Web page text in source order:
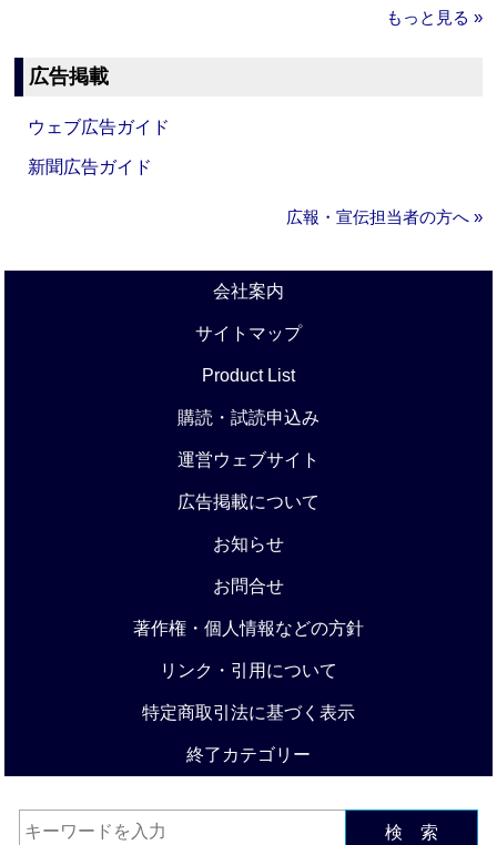
もっと見る »
広告掲載
ウェブ広告ガイド
新聞広告ガイド
広報・宣伝担当者の方へ »
会社案内
サイトマップ
Product List
購読・試読申込み
運営ウェブサイト
広告掲載について
お知らせ
お問合せ
著作権・個人情報などの方針
リンク・引用について
特定商取引法に基づく表示
終了カテゴリー
検 索